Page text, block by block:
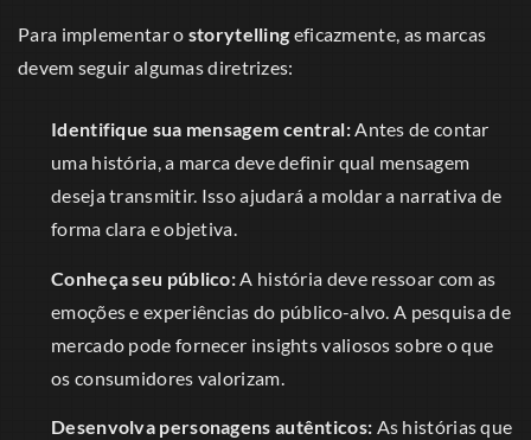
Para implementar o storytelling eficazmente, as marcas
devem seguir algumas diretrizes:
Identifique sua mensagem central:Antes de contar
uma história, a marca deve definir qual mensagem
deseja transmitir. Isso ajudará a moldar a narrativa de
forma clara e objetiva.
Conheça seu público: A história deve ressoar com as
emoções e experiências do público-alvo. A pesquisa de
mercado pode fornecer insights valiosos sobre o que
os consumidores valorizam.
Desenvolva personagens autênticos: As histórias que